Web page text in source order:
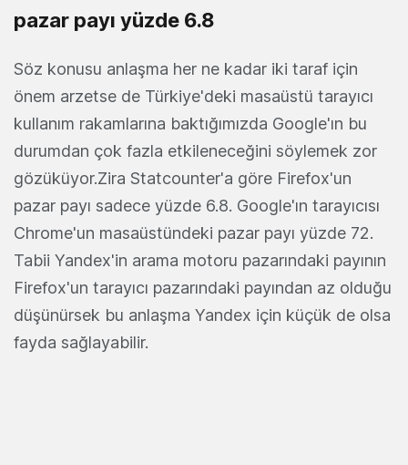
pazar payı yüzde 6.8
Söz konusu anlaşma her ne kadar iki taraf için
önem arzetse de Türkiye'deki masaüstü tarayıcı
kullanım rakamlarına baktığımızda Google'ın bu
durumdan çok fazla etkileneceğini söylemek zor
gözüküyor.Zira Statcounter'a göre Firefox'un
pazar payı sadece yüzde 6.8. Google'ın tarayıcısı
Chrome'un masaüstündeki pazar payı yüzde 72.
Tabii Yandex'in arama motoru pazarındaki payının
Firefox'un tarayıcı pazarındaki payından az olduğu
düşünürsek bu anlaşma Yandex için küçük de olsa
fayda sağlayabilir.